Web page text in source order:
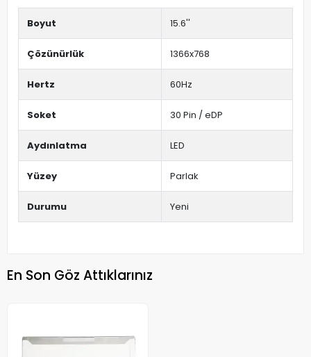
Boyut 15.6''
Çözünürlük 1366x768
Hertz 60Hz
Soket 30 Pin / eDP
Aydınlatma LED
Yüzey Parlak
Durumu Yeni
En Son Göz Attıklarınız